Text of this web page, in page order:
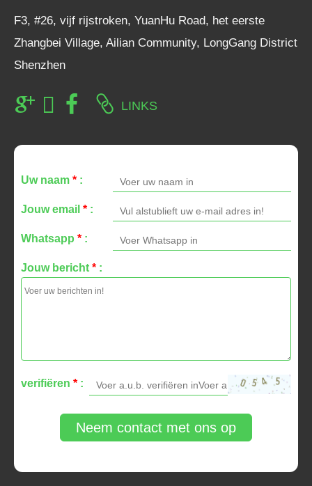
F3, #26, vijf rijstroken, YuanHu Road, het eerste
Zhangbei Village, Ailian Community, LongGang District
Shenzhen
LINKS
Uw naam * :
Jouw email * :
Whatsapp * :
Jouw bericht * :
verifiëren * :
Neem contact met ons op